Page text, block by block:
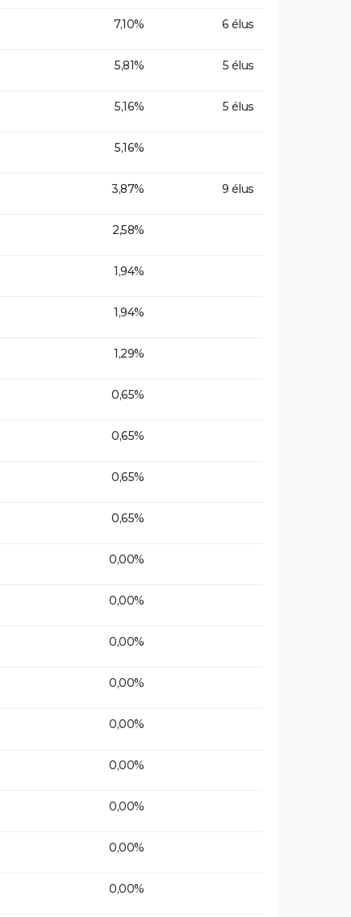
7,10% 6 élus
5,81% 5 élus
5,16% 5 élus
5,16%
3,87% 9 élus
2,58%
1,94%
1,94%
1,29%
0,65%
0,65%
0,65%
0,65%
0,00%
0,00%
0,00%
0,00%
0,00%
0,00%
0,00%
0,00%
0,00%